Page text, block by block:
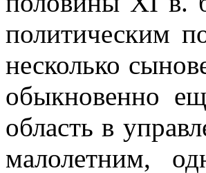
политическим
несколько
обыкновенно
область в
малолетним,